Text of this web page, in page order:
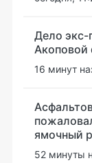
Дело экс-
Акоповой
16 минут
ямочный
52 минуты